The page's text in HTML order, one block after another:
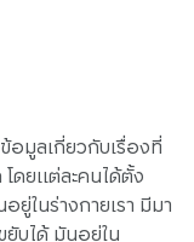
อมูลเกี่ยวกับเรื่องที่
ดยแต่ละคนได้ตั้ง
ยู่ในร่างกายเรา มีมา
บได้ มันอยู่ใน